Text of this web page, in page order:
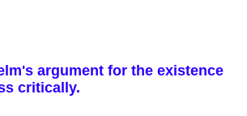
argument for the existence
critically.